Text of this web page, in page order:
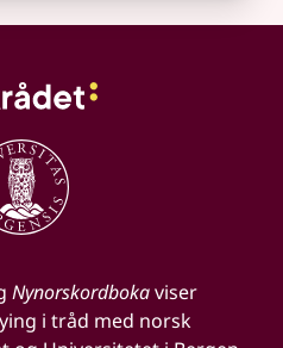
Nynorskordbokaviser
i tråd med norsk